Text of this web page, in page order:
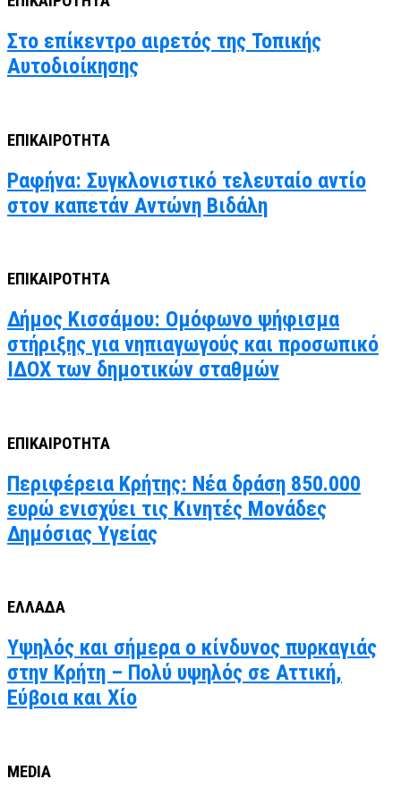
Στο επίκεντρο αιρετός της Τοπικής
Αυτοδιοίκησης
ΕΠΙΚΑΙΡΟΤΗΤΑ
Ραφήνα: Συγκλονιστικό τελευταίο αντίο
στον καπετάν Αντώνη Βιδάλη
ΕΠΙΚΑΙΡΟΤΗΤΑ
Δήμος Κισσάμου: Ομόφωνο ψήφισμα
στήριξης για νηπιαγωγούς και προσωπικό
ΙΔΟΧ των δημοτικών σταθμών
ΕΠΙΚΑΙΡΟΤΗΤΑ
Περιφέρεια Κρήτης: Νέα δράση 850.000
ευρώ ενισχύει τις Κινητές Μονάδες
Δημόσιας Υγείας
ΕΛΛΑΔΑ
Υψηλός και σήμερα ο κίνδυνος πυρκαγιάς
στην Κρήτη – Πολύ υψηλός σε Αττική,
Εύβοια και Χίο
MEDIA